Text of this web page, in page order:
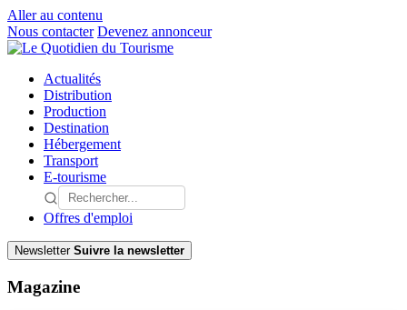
Aller au contenu
Nous contacter Devenez annonceur
Actualités
Distribution
Production
Destination
Hébergement
Transport
E-tourisme
Offres d'emploi
Newsletter Suivre la newsletter
Magazine